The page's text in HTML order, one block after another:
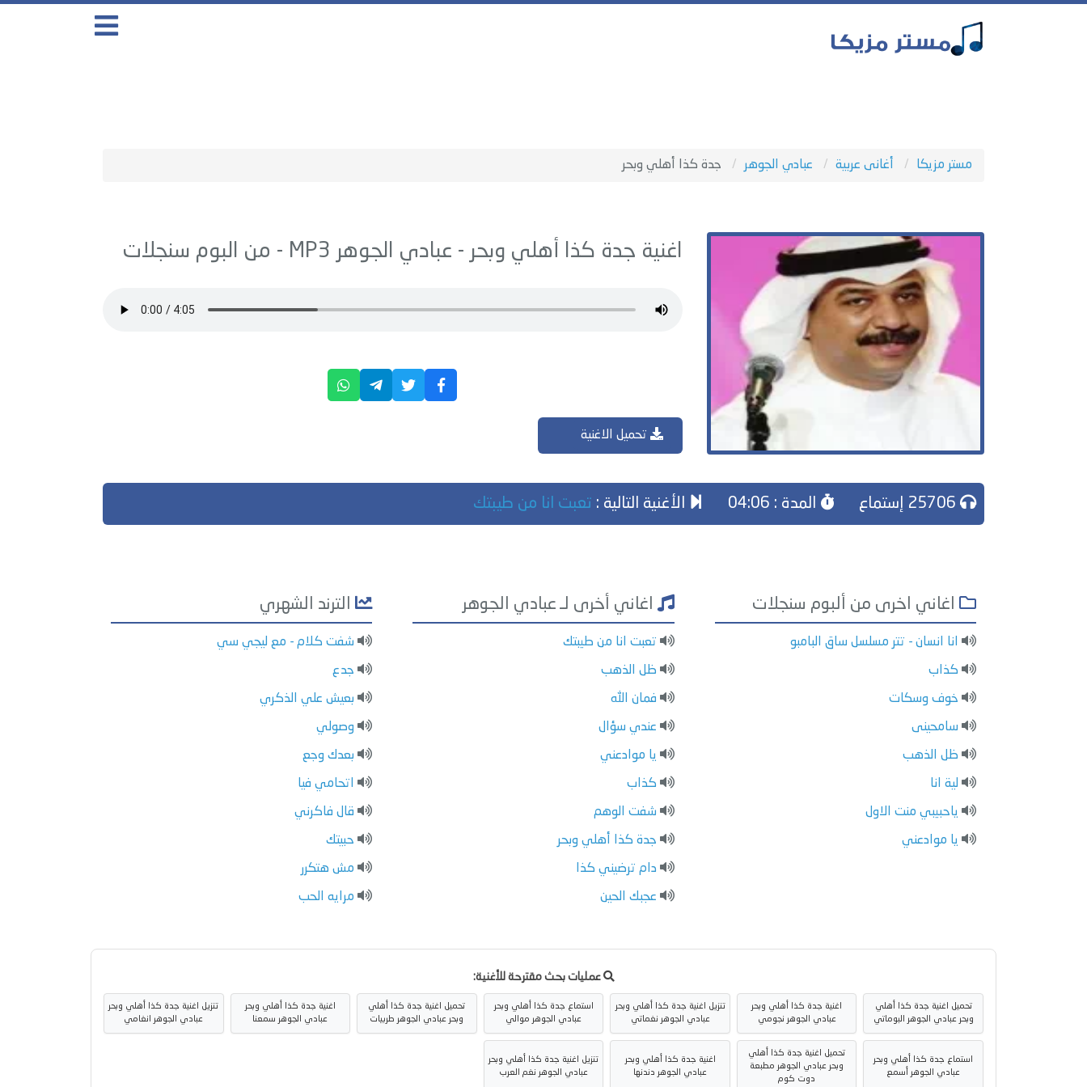
مستر مزيكا أغانى عربية عبادي الجوهر جدة كذا أهلي وبحر
اغنية جدة كذا أهلي وبحر - عبادي الجوهر سنجلات
تحميل الاغنية
المدة : 04:06 الأغنية التالية : تعبت انا من طيبتك
اغاني اخرى من ألبوم سنجلات
انا انسان - تتر مسلسل ساق البامبو
كذاب
خوف وسكات
سامحينى
ظل الذهب
لية انا
ياحبيبي منت الاول
يا موادعني
اغاني أخرى لـ عبادي الجوهر
تعبت انا من طيبتك
ظل الذهب
فمان الله
عندي سؤال
يا موادعني
كذاب
شفت الوهم
جدة كذا أهلي وبحر
دام ترضيني كذا
عجبك الحين
الترند الشهري
شفت كلام - مع ليجي سي
جدع
بعيش علي الذكري
وصولي
بعدك وجع
اتحامي فيا
قال فاكرني
حبيتك
مش هتكرر
مرايه الحب
عمليات بحث مقترحة للأغنية:
تحميل اغنية جدة كذا أهلي
وبحر عبادي الجوهر البوماتي
اغنية جدة كذا أهلي وبحر
عبادي الجوهر نجومي
تنزيل اغنية جدة كذا أهلي وبحر
عبادي الجوهر نغماتي
استماع جدة كذا أهلي وبحر
عبادي الجوهر موالي
تحميل اغنية جدة كذا أهلي
وبحر عبادي الجوهر طربيات
اغنية جدة كذا أهلي وبحر
عبادي الجوهر سمعنا
تنزيل اغنية جدة كذا أهلي وبحر
عبادي الجوهر انغامي
استماع جدة كذا أهلي وبحر
عبادي الجوهر أسمع
تحميل اغنية جدة كذا أهلي
وبحر عبادي الجوهر مطبعة
دوت كوم
اغنية جدة كذا أهلي وبحر
عبادي الجوهر دندنها
تنزيل اغنية جدة كذا أهلي وبحر
عبادي الجوهر نغم العرب